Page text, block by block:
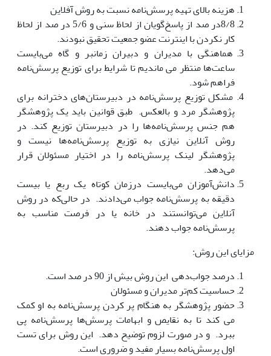
هزینه بالای تهیه پرسش‌نامه نسبت به روش آفلاین
8/8در صد از پاسخ‌گویان از لحاظ سنی و 5/6 در صد از لحاظ
کار نکردن با اینترنت عضو جمعیت تحقیق نبودند.
هماهنگی با مدیران و دبیران زمانبر و گاه می‌بایست
ساعت‌ها منتظر می ماندیم تا شرایط برای توزیع پرسش‌نامه
فراهم شود.
مشکل توزیع پرسش‌نامه در دبیرستان‌های دخترانه برای
پژوهشگر مرد و بالعکس. طبق قوانین باید یک پژوهشگر
هم جنس پرسش‌نامه‌ها را در دبیرستان توزیع کند. در
روش آنلاین نیازی به توزیع پرسش‌نامه‌ها نیست و
پژوهشگر لینک پرسش‌نامه را در اختیار مسئولان قرار
می‌دهد.
دانش‌آموزان می‌بایست درزمان کوتاه یک ربع یا بیست
دقیقه به پرسش‌نامه جواب می‌دادند. در حالی‌که در روش
آنلاین می‌توانستند در خانه یا در فرصت مناسب به
پرسش‌نامه جواب دهند.
مزایای این روش:
درصد جواب‌دهی این روش بیش از 90 در صد است.
حساسیت کم‌تر مدیران و مسئولان
حضور پژوهشگر به هنگام پر کردن پرسش‌نامه به او کمک
می کند تا به نقایص و ابهامات پرسش‌ها پرسش‌نامه پی
ببرد. و در صورت لزوم توضیح دهد. این روش برای تست
اول پرسش‌نامه بسیار مفید و ضروری است.